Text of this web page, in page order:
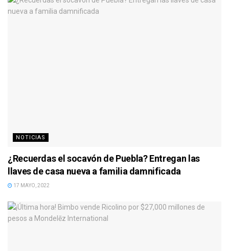
NOTICIAS
¿Recuerdas el socavón de Puebla? Entregan las
llaves de casa nueva a familia damnificada
17 MAYO, 2022